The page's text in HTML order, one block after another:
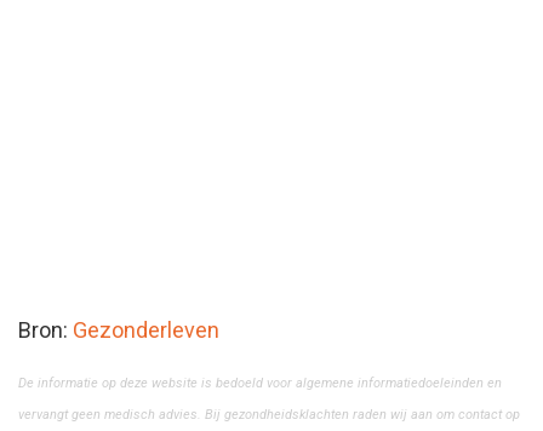
Bron: Gezonderleven
De informatie op deze website is bedoeld voor algemene informatiedoeleinden en
vervangt geen medisch advies. Bij gezondheidsklachten raden wij aan om contact op